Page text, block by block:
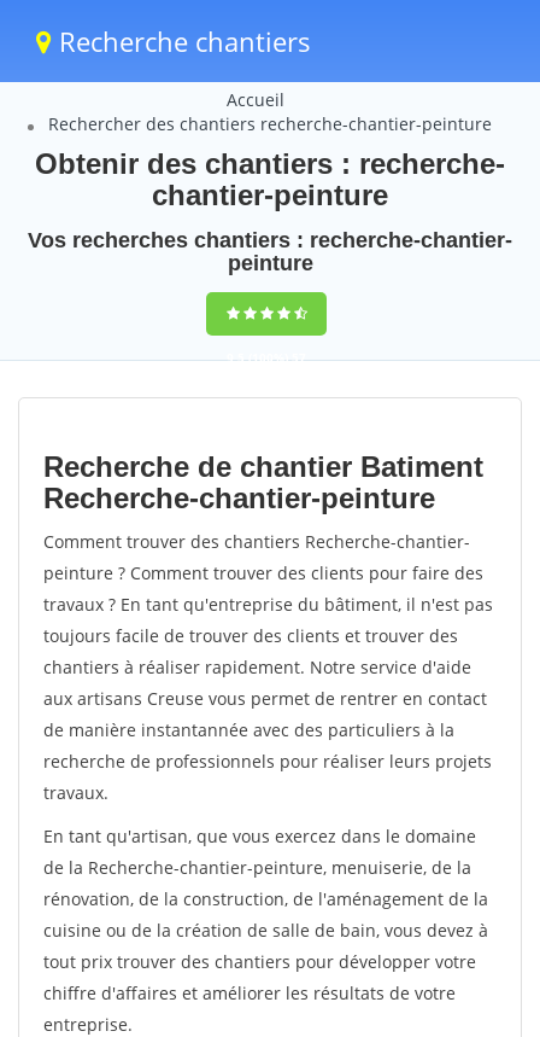
Recherche chantiers
Accueil
Rechercher des chantiers recherche-chantier-peinture
Obtenir des chantiers : recherche-
chantier-peinture
Vos recherches chantiers : recherche-chantier-
peinture
9,5(100%)57
votes
Recherche de chantier Batiment
Recherche-chantier-peinture
Comment trouver des chantiers Recherche-chantier-
peinture ? Comment trouver des clients pour faire des
travaux ? En tant qu'entreprise du bâtiment, il n'est pas
toujours facile de trouver des clients et trouver des
chantiers à réaliser rapidement. Notre service d'aide
aux artisans Creuse vous permet de rentrer en contact
de manière instantannée avec des particuliers à la
recherche de professionnels pour réaliser leurs projets
travaux.
En tant qu'artisan, que vous exercez dans le domaine
de la Recherche-chantier-peinture, menuiserie, de la
rénovation, de la construction, de l'aménagement de la
cuisine ou de la création de salle de bain, vous devez à
tout prix trouver des chantiers pour développer votre
chiffre d'affaires et améliorer les résultats de votre
entreprise.